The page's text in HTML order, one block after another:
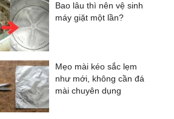
Bao lâu thì nên vệ sinh
máy giặt một lần?
Mẹo mài kéo sắc lẹm
như mới, không cần đá
mài chuyên dụng